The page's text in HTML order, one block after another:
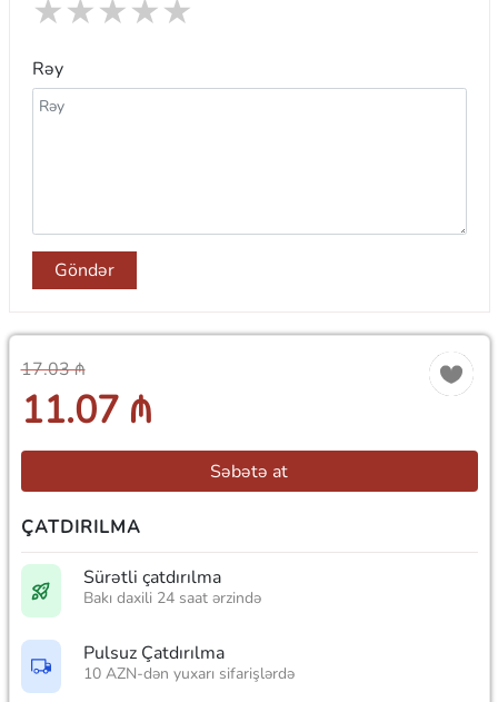
★
★
★
★
★
Rəy
Göndər
17.03 ₼
11.07 ₼
Səbətə at
ÇATDIRILMA
Sürətli çatdırılma
Bakı daxili 24 saat ərzində
Pulsuz Çatdırılma
10 AZN-dən yuxarı sifarişlərdə